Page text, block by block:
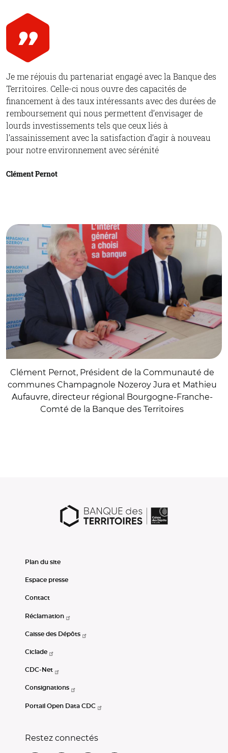
Je me réjouis du partenariat engagé avec la Banque des
Territoires. Celle-ci nous ouvre des capacités de
financement à des taux intéressants avec des durées de
remboursement qui nous permettent d’envisager de
lourds investissements tels que ceux liés à
l’assainissement avec la satisfaction d’agir à nouveau
pour notre environnement avec sérénité
Clément Pernot
Clément Pernot, Président de la Communauté de
communes Champagnole Nozeroy Jura et Mathieu
Aufauvre, directeur régional Bourgogne-Franche-
Comté de la Banque des Territoires
Plan du site
Espace presse
Contact
Réclamation
Caisse des Dépôts
Ciclade
CDC-Net
Consignations
Portail Open Data CDC
Restez connectés